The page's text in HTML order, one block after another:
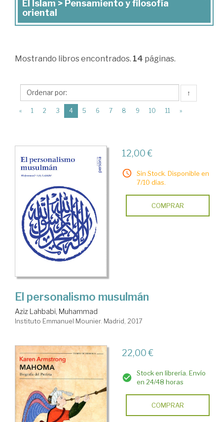
de
Historia
Ciencias
>
El
Pensamiento
y
filosofía
oriental
El Islam > Pensamiento y filosofía
oriental
Mostrando libros encontrados. 14 páginas.
↑
« 1 2 3 4(current)
5 6 7 8 9 10 11 »
12,00 €
Sin Stock. Disponible en
7/10 días.
COMPRAR
El personalismo musulmán
Aziz Lahbabi, Muhammad
Instituto Emmanuel Mounier. Madrid, 2017
22,00 €
Stock en librería. Envío
en 24/48 horas
COMPRAR